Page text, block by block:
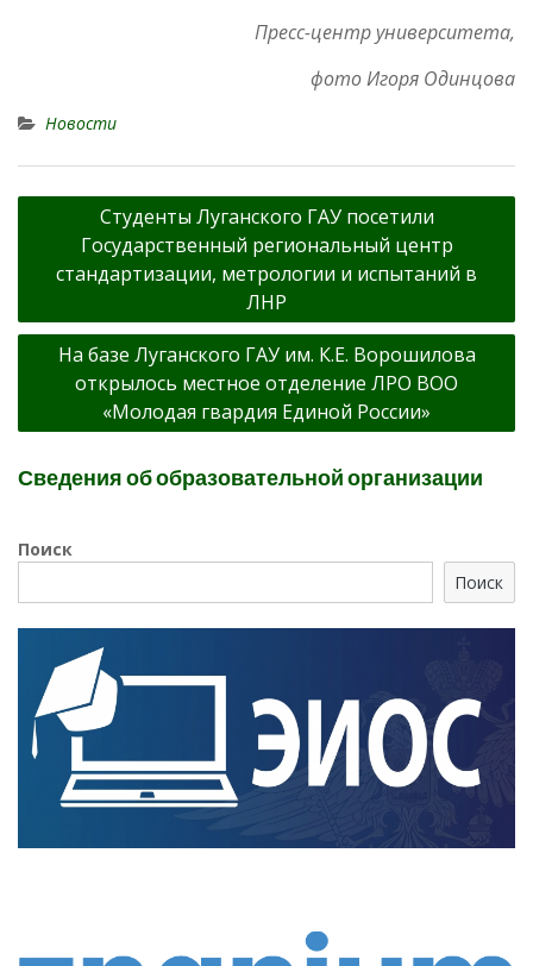
Пресс-центр университета,
фото Игоря Одинцова
Новости
Навигация
записям
Студенты Луганского ГАУ посетили
Государственный региональный центр
стандартизации, метрологии и испытаний в
ЛНР
На базе Луганского ГАУ им. К.Е. Ворошилова
открылось местное отделение ЛРО ВОО
«Молодая гвардия Единой России»
Сведения об образовательной организации
Поиск
Поиск